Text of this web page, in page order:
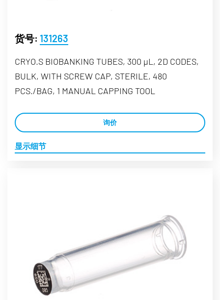
货号: 131263
CRYO.S BIOBANKING TUBES, 300 µL, 2D CODES,
BULK, WITH SCREW CAP, STERILE, 480
PCS./BAG, 1 MANUAL CAPPING TOOL
询价
显示细节